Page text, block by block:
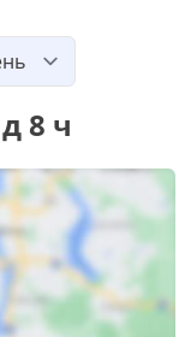
8 ч